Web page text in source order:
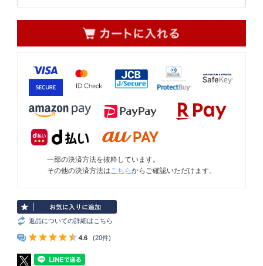
一部の決済方法を抜粋しています。
その他の決済方法はこちらからご確認いただけます。
返品についての詳細はこちら
4.6 (20件)